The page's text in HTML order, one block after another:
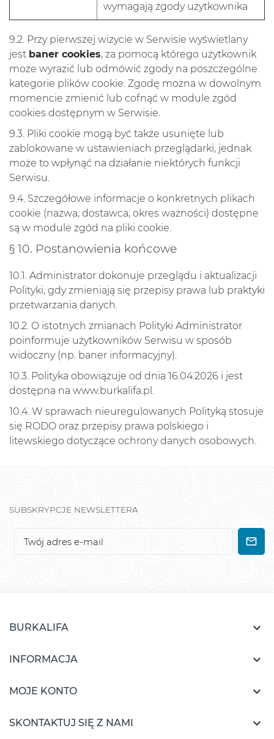
wymagają zgody użytkownika
9.2. Przy pierwszej wizycie w Serwisie wyświetlany
jest baner cookies, za pomocą którego użytkownik
może wyrazić lub odmówić zgody na poszczególne
kategorie plików cookie. Zgodę można w dowolnym
momencie zmienić lub cofnąć w module zgód
cookies dostępnym w Serwisie.
9.3. Pliki cookie mogą być także usunięte lub
zablokowane w ustawieniach przeglądarki, jednak
może to wpłynąć na działanie niektórych funkcji
Serwisu.
9.4. Szczegółowe informacje o konkretnych plikach
cookie (nazwa, dostawca, okres ważności) dostępne
są w module zgód na pliki cookie.
§ 10. Postanowienia końcowe
10.1. Administrator dokonuje przeglądu i aktualizacji
Polityki, gdy zmieniają się przepisy prawa lub praktyki
przetwarzania danych.
10.2. O istotnych zmianach Polityki Administrator
poinformuje użytkowników Serwisu w sposób
widoczny (np. baner informacyjny).
10.3. Polityka obowiązuje od dnia 16.04.2026 i jest
dostępna na www.burkalifa.pl .
10.4. W sprawach nieuregulowanych Polityką stosuje
się RODO oraz przepisy prawa polskiego i
litewskiego dotyczące ochrony danych osobowych.
SUBSKRYPCJE NEWSLETTERA
BURKALIFA 
INFORMACJA 
MOJE KONTO 
SKONTAKTUJ SIĘ Z NAMI 